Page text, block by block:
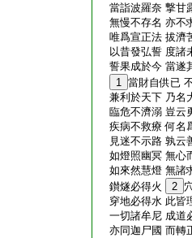
當詣波羅奈 撃甘
無慢不存名 亦不
唯爲宣正法 拔濟
以昔發弘誓 度諸
誓果成於今 當遂
1 當財自供已
兼利於天下 乃名
臨危不濟溺 豈云
疾病不救療 何名
見迷不示路 孰云
如燈照幽冥 無心
如來然慧燈 無諸
鑚燧必得火
2
穿地必得水 此皆
一切諸牟尼 成道
亦同迦尸國 而轉